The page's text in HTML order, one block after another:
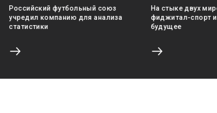
Российский футбольный союз
учредил компанию для анализа
статистики
На стыке двух
фиджитал-спорт
будущее